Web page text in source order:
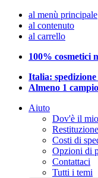
al menù principale
al contenuto
al carrello
100% cosmetici
Italia:
Almeno 1
Aiuto
Dov'è il
Costi di
Opzioni di
Contattaci
Tutti i temi